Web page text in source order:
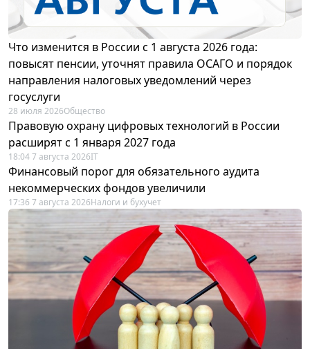
Что изменится в России с 1 августа 2026 года:
повысят пенсии, уточнят правила ОСАГО и порядок
направления налоговых уведомлений через
госуслуги
28 июля 2026Общество
Правовую охрану цифровых технологий в России
расширят с 1 января 2027 года
18:04 7 августа 2026IT
Финансовый порог для обязательного аудита
некоммерческих фондов увеличили
17:36 7 августа 2026Налоги и бухучет